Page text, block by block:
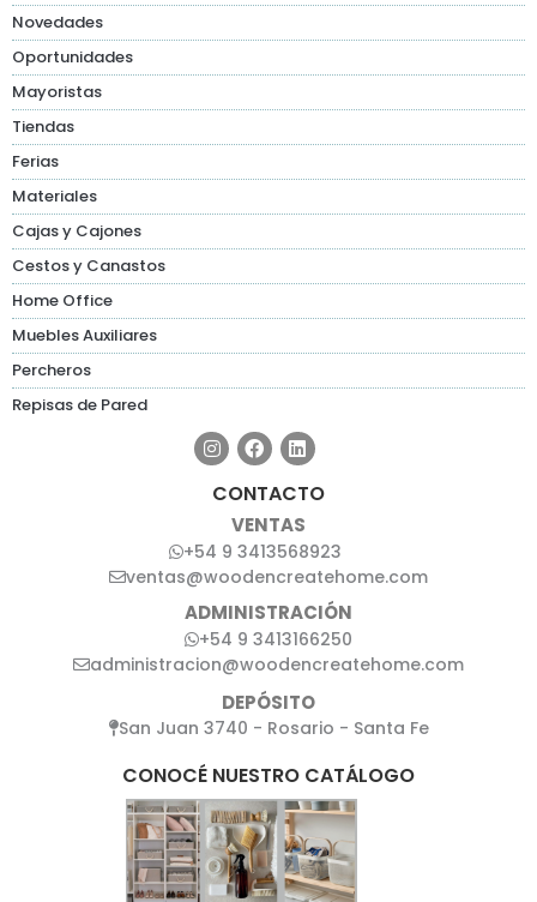
Novedades
Oportunidades
Mayoristas
Tiendas
Ferias
Materiales
Cajas y Cajones
Cestos y Canastos
Home Office
Muebles Auxiliares
Percheros
Repisas de Pared
CONTACTO
VENTAS
+54 9 3413568923
ventas@woodencreatehome.com
ADMINISTRACIÓN
+54 9 3413166250
administracion@woodencreatehome.com
DEPÓSITO
San Juan 3740 - Rosario - Santa Fe
CONOCÉ NUESTRO CATÁLOGO